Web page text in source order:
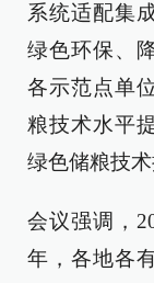
系统适配集
绿色环保、
各示范点单
粮技术水平
绿色储粮技术
会议强调，
年，各地各